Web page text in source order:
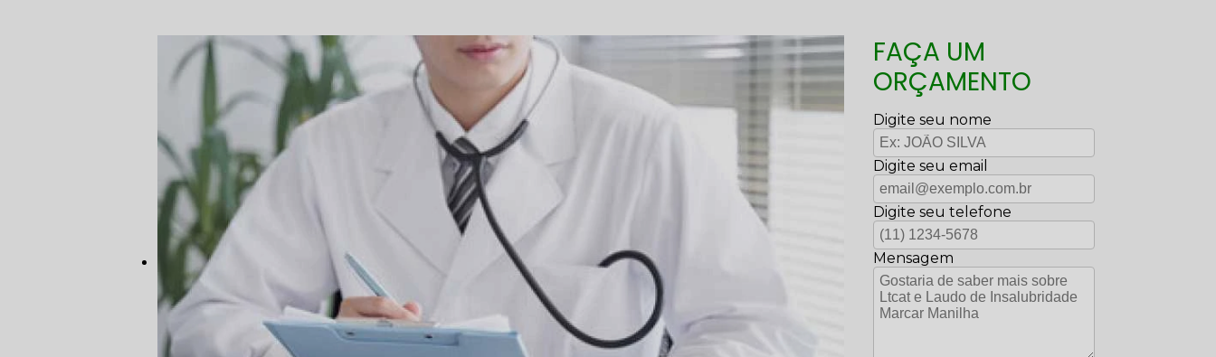
FAÇA UM
ORÇAMENTO
Digite seu nome
Digite seu email
Digite seu telefone
Mensagem